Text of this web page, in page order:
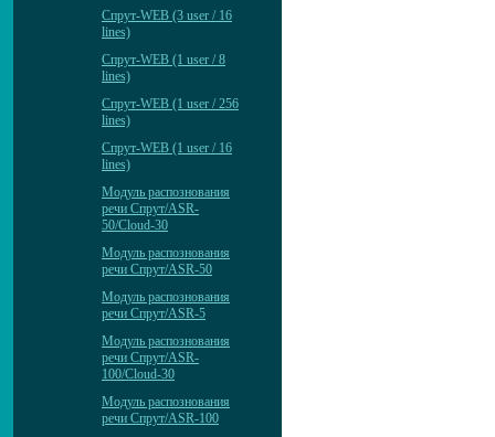
Спрут-WEB (3 user / 16
lines)
Спрут-WEB (1 user / 8
lines)
Спрут-WEB (1 user / 256
lines)
Спрут-WEB (1 user / 16
lines)
Модуль распознования
речи Спрут/ASR-
50/Cloud-30
Модуль распознования
речи Спрут/ASR-50
Модуль распознования
речи Спрут/ASR-5
Модуль распознования
речи Спрут/ASR-
100/Cloud-30
Модуль распознования
речи Спрут/ASR-100